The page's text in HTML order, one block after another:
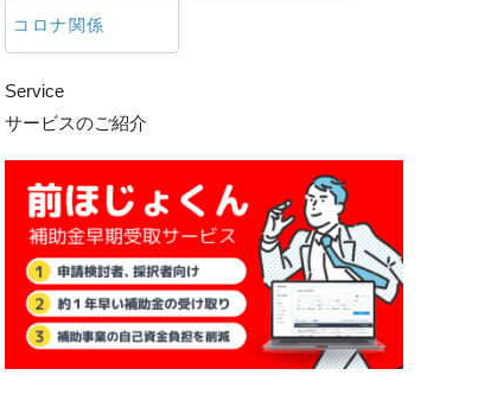
コロナ関係
Service
サービスのご紹介